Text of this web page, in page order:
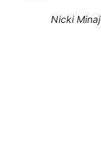
Nicki